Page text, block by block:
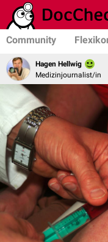
Community
Hagen Hellwig
Medizinjournalist/in